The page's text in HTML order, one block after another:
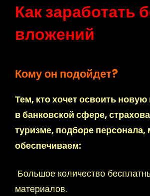
Как заработать
вложений
Кому он подойдет?
Тем, кто хочет освоить
в банковской сфере,
туризме, подборе
обеспечиваем:
Большое количество
материалов.